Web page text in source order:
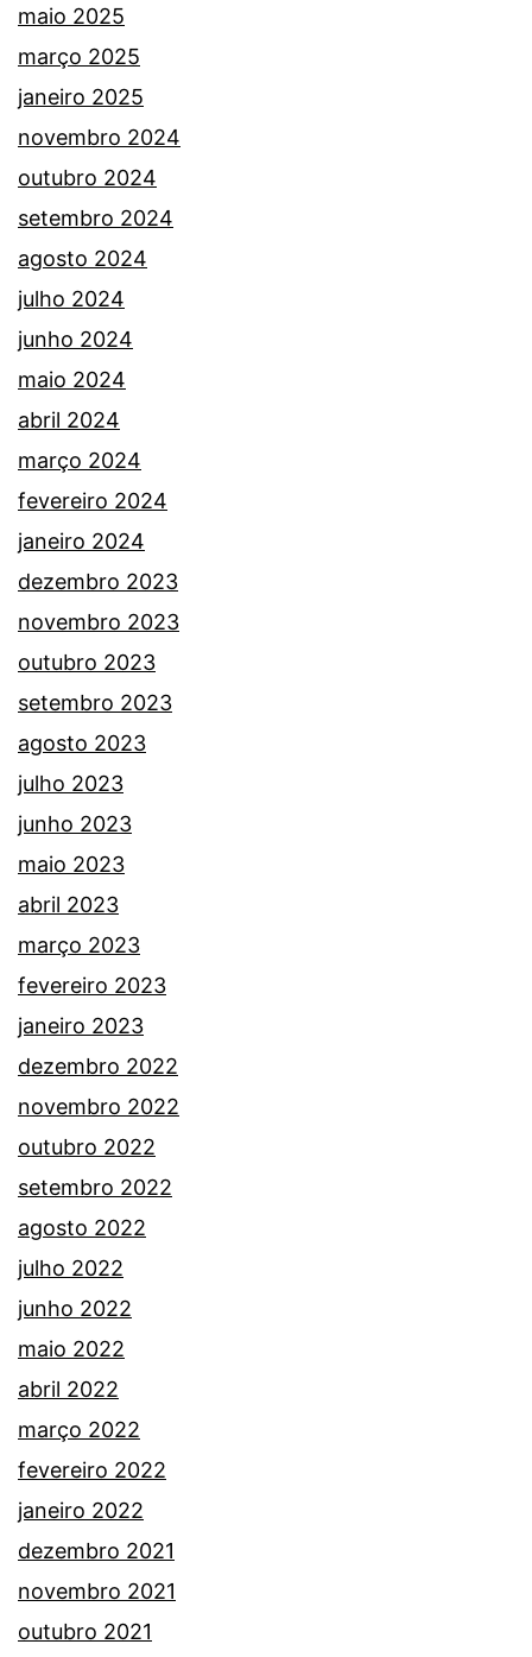
maio 2025
março 2025
janeiro 2025
novembro 2024
outubro 2024
setembro 2024
agosto 2024
julho 2024
junho 2024
maio 2024
abril 2024
março 2024
fevereiro 2024
janeiro 2024
dezembro 2023
novembro 2023
outubro 2023
setembro 2023
agosto 2023
julho 2023
junho 2023
maio 2023
abril 2023
março 2023
fevereiro 2023
janeiro 2023
dezembro 2022
novembro 2022
outubro 2022
setembro 2022
agosto 2022
julho 2022
junho 2022
maio 2022
abril 2022
março 2022
fevereiro 2022
janeiro 2022
dezembro 2021
novembro 2021
outubro 2021